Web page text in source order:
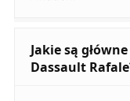
Jakie są
Dassault